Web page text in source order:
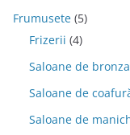
Frumusete (5)
Frizerii (4)
Saloane de
Saloane de
Saloane de